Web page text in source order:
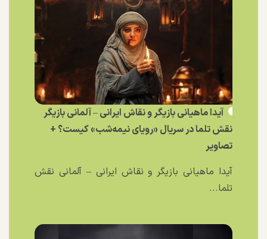
آیدا ماهیانی بازیگر و نقاش ایرانی – آلمانی بازیگر
نقش تلما در سریال «رویای نیمه‌شب» کیست؟ +
تصاویر
آیدا ماهیانی بازیگر و نقاش ایرانی – آلمانی نقش
تلما...